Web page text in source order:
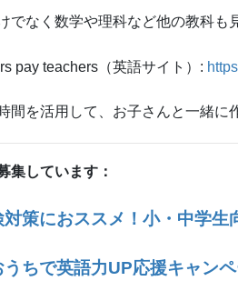
でなく数学や理科など他の教科も
pay teachers（英語サイト）:
間を活用して、お子さんと一緒に
集しています：
対策におススメ！小・中学生
うちで英語力UP応援キャンペ